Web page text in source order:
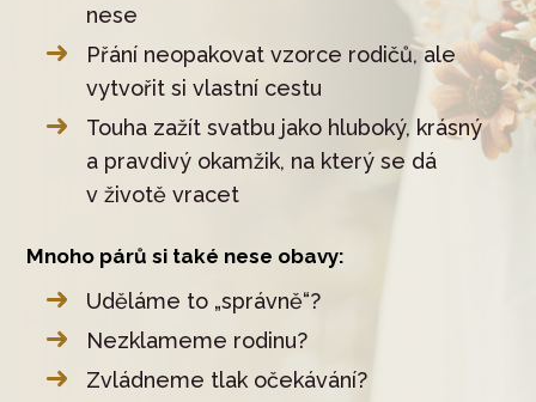
nese
Přání neopakovat vzorce rodičů, ale
vytvořit si vlastní cestu
Touha zažít svatbu jako hluboký, krásný
a pravdivý okamžik, na který se dá
v životě vracet
Mnoho párů si také nese obavy:
Uděláme to „správně“?
Nezklameme rodinu?
Zvládneme tlak očekávání?